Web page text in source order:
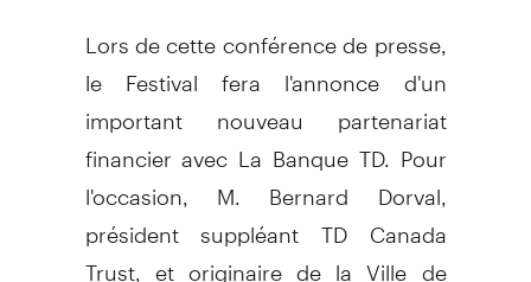
Lors de cette conférence de presse,
le Festival fera l'annonce d'un
important nouveau partenariat
financier avec La Banque TD. Pour
l'occasion, M. Bernard Dorval,
président suppléant TD Canada
Trust, et originaire de la Ville de